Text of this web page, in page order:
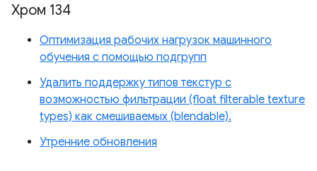
Хром 134
Оптимизация рабочих нагрузок машинного
обучения с помощью подгрупп
Удалить поддержку типов текстур с
возможностью фильтрации (float filterable texture
types) как смешиваемых (blendable).
Утренние обновления